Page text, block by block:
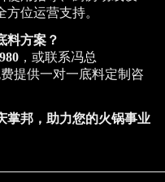
位运营支持。
料方案？
，或联系冯总
提供一对一底料定制咨
邦，助力您的火锅事业